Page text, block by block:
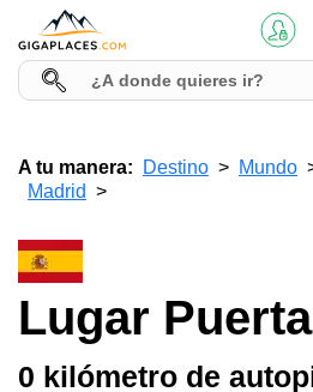
A tu manera: Destino Mundo
Madrid
Lugar
0 kilómetro de